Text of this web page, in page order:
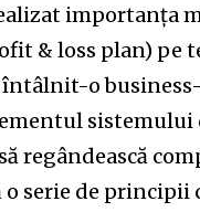
of
and be
email address on
worry, we respect
information is safe
& loss plan) pe
întâlnit-o
regândească
serie de